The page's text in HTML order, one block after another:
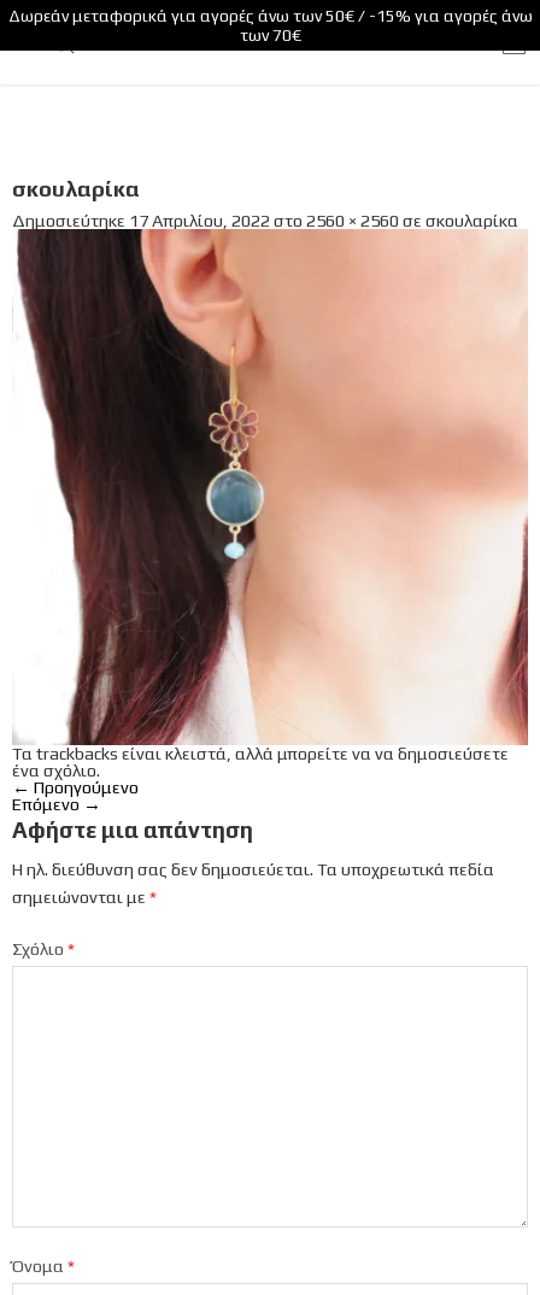
Δωρεάν μεταφορικά για αγορές άνω των 50€ / -15% για αγορές άνω
των 70€
σκουλαρίκα
Δημοσιεύτηκε 17 Απριλίου, 2022 στο 2560 × 2560 σε σκουλαρίκα
Τα trackbacks είναι κλειστά, αλλά μπορείτε να να δημοσιεύσετε
ένα σχόλιο.
← Προηγούμενο
Επόμενο →
Αφήστε μια απάντηση
Η ηλ. διεύθυνση σας δεν δημοσιεύεται. Τα υποχρεωτικά πεδία
σημειώνονται με *
Σχόλιο *
Όνομα *